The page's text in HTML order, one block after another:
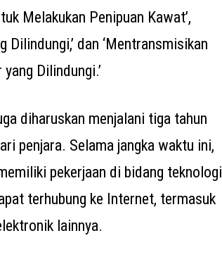
Melakukan Penipuan Kawat’,
Dilindungi,’ dan ‘Mentransmisikan
Dilindungi.’
diharuskan menjalani tiga tahun
penjara. Selama jangka waktu ini,
pekerjaan di bidang teknologi
terhubung ke Internet, termasuk
lainnya.